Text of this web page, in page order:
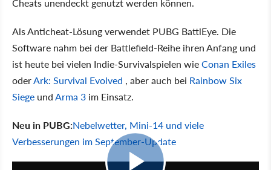
Als Anticheat-Lösung verwendet PUBG BattlEye. Die
Software nahm bei der Battlefield-Reihe ihren Anfang und
ist heute bei vielen Indie-Survivalspielen wieConan Exiles
oderArk: Survival Evolved , aber auch bei Rainbow Six
Siege undArma 3 im Einsatz.
Neu in PUBG:Nebelwetter, Mini-14 und viele
Verbesserungen im September-Update